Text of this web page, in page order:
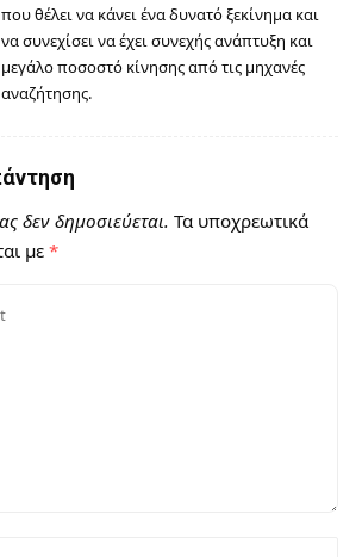
που θέλει να κάνει ένα δυνατό ξεκίνημα και
να συνεχίσει να έχει συνεχής ανάπτυξη και
μεγάλο ποσοστό κίνησης από τις μηχανές
αναζήτησης.
δεν δημοσιεύεται. Τα υποχρεωτικά
με *